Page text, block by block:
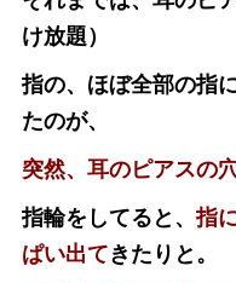
け放題）
指の、ほぼ全部の指
たのが、
突然、耳のピアスの
指輪をしてると、指
ぱい出てきたりと。